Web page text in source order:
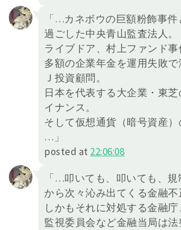
「…カネボウの巨額粉飾事
過ごした中央青山監査法人。
ライブドア、村上ファンド事
多額の企業年金を運用失敗で
Ｊ投資顧問。
日本を代表する大企業・東
イナンス。
そして仮想通貨（暗号資産
…」
posted at 22:06:08
「…叩いても、叩いても、
から次々沁み出てくる金融不
しかもそれに対処する金融
監視委員会など金融当局は